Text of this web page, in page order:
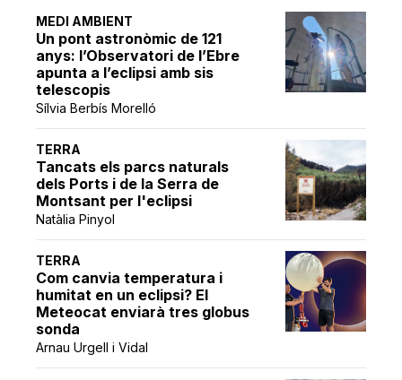
MEDI AMBIENT
Un pont astronòmic de 121
anys: l’Observatori de l’Ebre
apunta a l’eclipsi amb sis
telescopis
Sílvia Berbís Morelló
TERRA
Tancats els parcs naturals
dels Ports i de la Serra de
Montsant per l'eclipsi
Natàlia Pinyol
TERRA
Com canvia temperatura i
humitat en un eclipsi? El
Meteocat enviarà tres globus
sonda
Arnau Urgell i Vidal